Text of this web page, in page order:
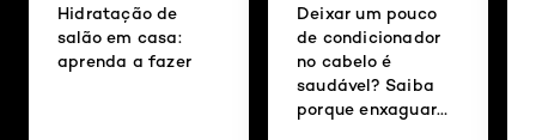
Hidratação de
salão em casa:
aprenda a fazer
Deixar um pouco
de condicionador
no cabelo é
saudável? Saiba
porque enxaguar